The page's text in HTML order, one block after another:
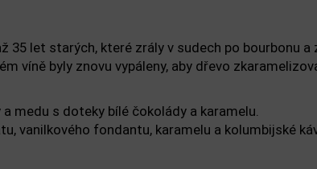
35 let starých, které zrály v sudech po bourbonu a
víně byly znovu vypáleny, aby dřevo
medu s doteky bílé čokolády a karamelu.
vanilkového fondantu, karamelu a kolumbijské